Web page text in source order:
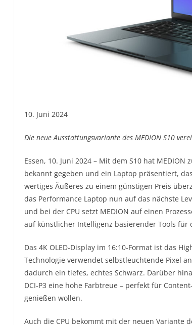
10. Juni 2024
Die neue Ausstattungsvariante des MEDION S10
Essen, 10. Juni 2024 – Mit dem S10 hat
bekannt gegeben und ein Laptop präsentiert,
wertiges Äußeres zu einem günstigen Preis
das Performance Laptop nun auf das nächste
und bei der CPU setzt MEDION auf einen
auf künstlicher Intelligenz basierender Tools für
Das 4K OLED-Display im 16:10-Format ist das
Technologie verwendet selbstleuchtende Pixel
dadurch ein tiefes, echtes Schwarz. Darüber
DCI-P3 eine hohe Farbtreue – perfekt für
genießen wollen.
Auch die CPU bekommt mit der neuen Variante